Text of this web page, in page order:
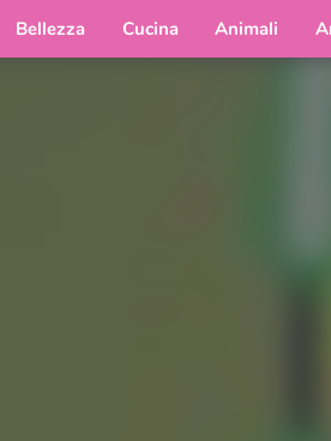
Bellezza Cucina Animali